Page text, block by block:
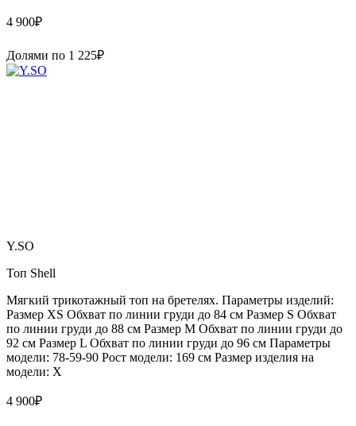
4 900₽
Долями по 1 225₽
Y.SO
Топ Shell
Мягкий трикотажный топ на бретелях. Параметры изделий:
Размер XS Обхват по линии груди до 84 см Размер S Обхват
по линии груди до 88 см Размер M Обхват по линии груди до
92 см Размер L Обхват по линии груди до 96 см Параметры
модели: 78-59-90 Рост модели: 169 см Размер изделия на
модели: X
4 900₽